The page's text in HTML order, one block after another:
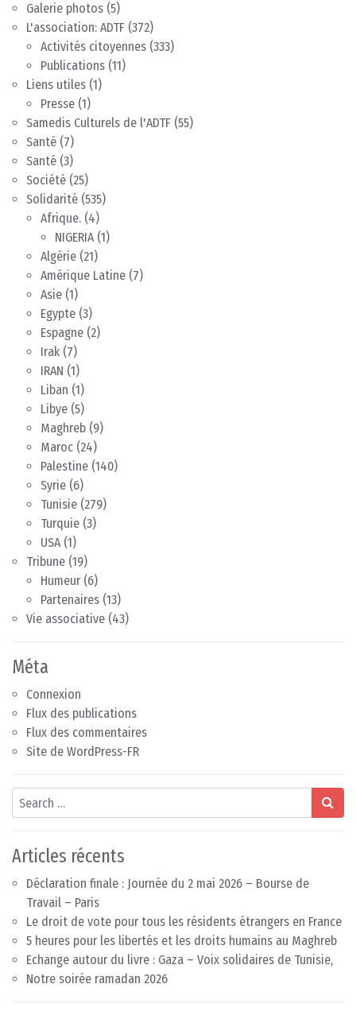
Galerie photos (5)
L'association: ADTF (372)
Activités citoyennes (333)
Publications (11)
Liens utiles (1)
Presse (1)
Samedis Culturels de l'ADTF (55)
Santé (7)
Santé (3)
Société (25)
Solidarité (535)
Afrique. (4)
NIGERIA(1)
Algérie (21)
Amérique Latine (7)
Asie (1)
Egypte (3)
Espagne (2)
Irak (7)
IRAN (1)
Liban (1)
Libye (5)
Maghreb (9)
Maroc (24)
Palestine (140)
Syrie (6)
Tunisie (279)
Turquie (3)
USA(1)
Tribune (19)
Humeur (6)
Partenaires (13)
Vie associative (43)
Méta
Connexion
Flux des publications
Flux des commentaires
Site de WordPress-FR
Search
Articles récents
Déclaration finale : Journée du 2 mai 2026 – Bourse de
Travail – Paris
Le droit de vote pour tous les résidents étrangers en France
5 heures pour les libertés et les droits humains au Maghreb
Echange autour du livre : Gaza – Voix solidaires de Tunisie,
Notre soirée ramadan 2026